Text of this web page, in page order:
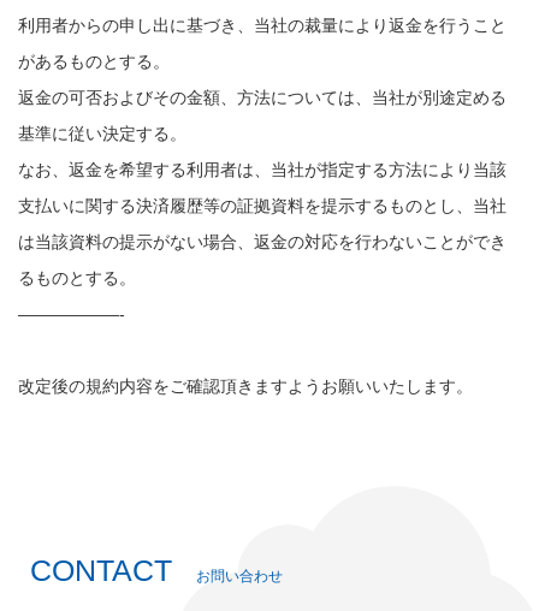
利用者からの申し出に基づき、当社の裁量により返金を行うこと
があるものとする。
返金の可否およびその金額、方法については、当社が別途定める
基準に従い決定する。
なお、返金を希望する利用者は、当社が指定する方法により当該
支払いに関する決済履歴等の証拠資料を提示するものとし、当社
は当該資料の提示がない場合、返金の対応を行わないことができ
るものとする。
——————-
改定後の規約内容をご確認頂きますようお願いいたします。
CONTACT お問い合わせ